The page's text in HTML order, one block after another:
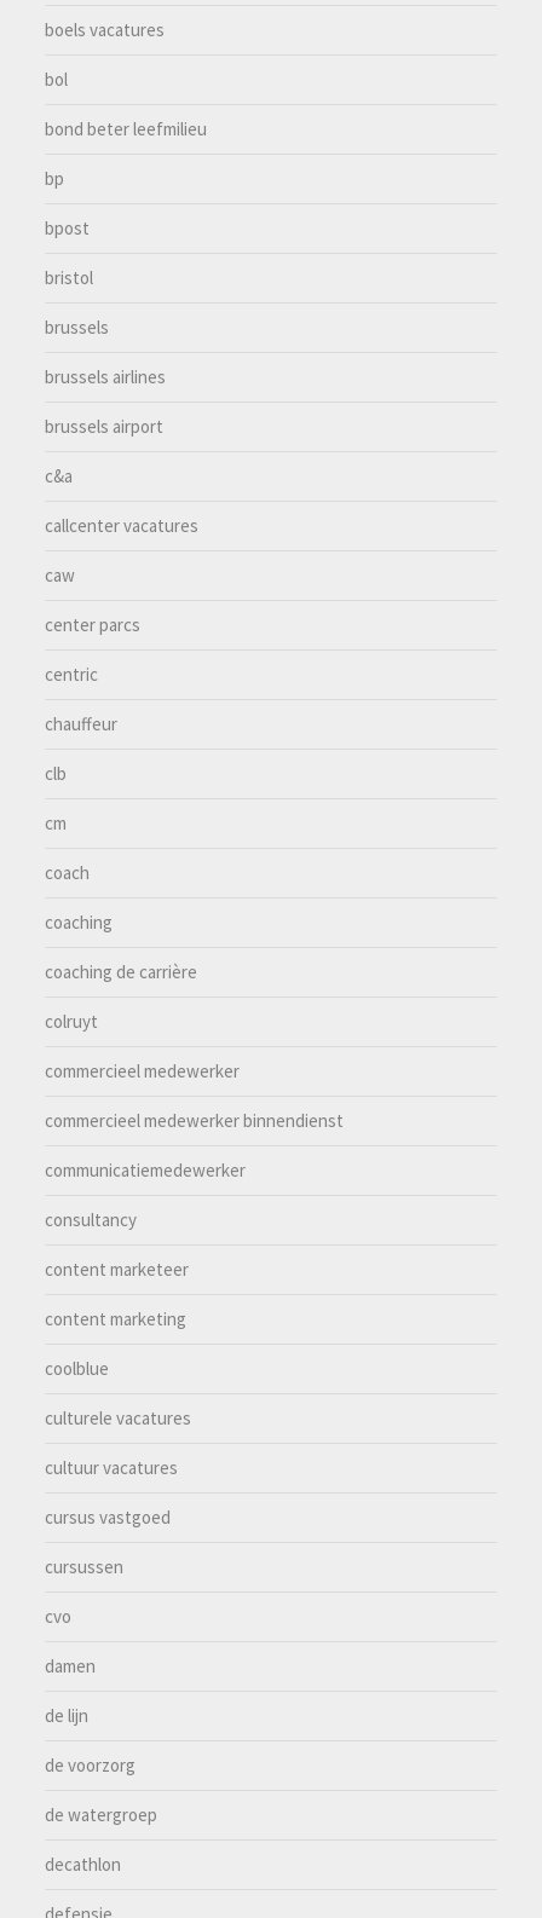
boels vacatures
bol
bond beter leefmilieu
bp
bpost
bristol
brussels
brussels airlines
brussels airport
c&a
callcenter vacatures
caw
center parcs
centric
chauffeur
clb
cm
coach
coaching
coaching de carrière
colruyt
commercieel medewerker
commercieel medewerker binnendienst
communicatiemedewerker
consultancy
content marketeer
content marketing
coolblue
culturele vacatures
cultuur vacatures
cursus vastgoed
cursussen
cvo
damen
de lijn
de voorzorg
de watergroep
decathlon